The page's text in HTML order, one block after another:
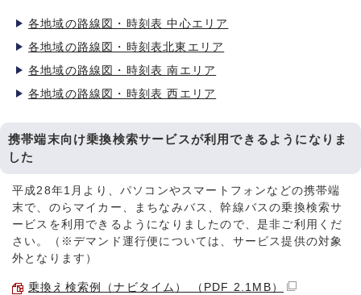
各地域の路線図・時刻表 中心エリア
各地域の路線図・時刻表北東エリア
各地域の路線図・時刻表 南エリア
各地域の路線図・時刻表 西エリア
携帯端末向け乗換検索サービスが利用できるようになりま
した
平成28年1月より、パソコンやスマートフォンなどの携帯端
末で、のらマイカー、まちなみバス、幹線バスの乗換検索サ
ービスを利用できるようになりましたので、是非ご利用くだ
さい。（※デマンド運行便については、サービス提供の対象
外となります）
乗換え検索例（ナビタイム） （PDF 2.1MB）